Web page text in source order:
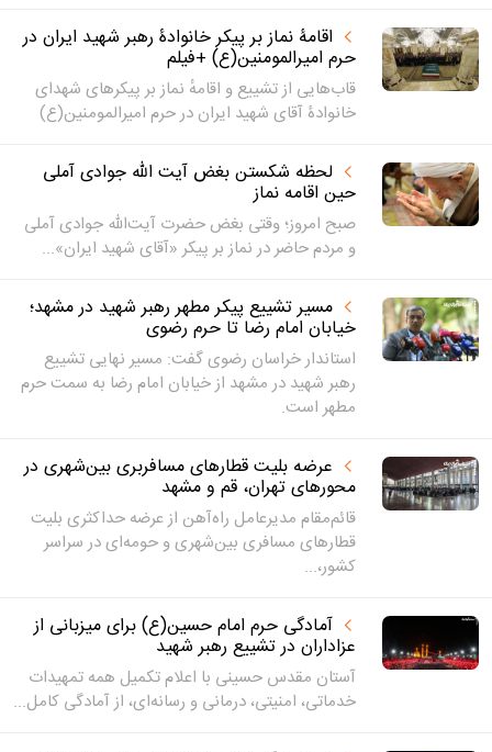
اقامۀ نماز بر پیکر خانوادۀ رهبر شهید ایران در
حرم امیرالمومنین(ع) +فیلم
قاب‌هایی از تشییع و اقامهٔ نماز بر پیکرهای شهدای
خانوادۀ آقای شهید ایران در حرم امیرالمومنین(ع)
لحظه شکستن بغض آیت الله جوادی آملی
حین اقامه نماز
صبح امروز؛ وقتی بغض حضرت آیت‌الله جوادی آملی
و مردم حاضر در نماز بر پیکر «آقای شهید ایران»...
مسیر تشییع پیکر مطهر رهبر شهید در مشهد؛
خیابان امام رضا تا حرم رضوی
استاندار خراسان رضوی گفت: مسیر نهایی تشییع
رهبر شهید در مشهد از خیابان امام رضا به سمت حرم
مطهر است.
عرضه بلیت قطارهای مسافربری بین‌شهری در
محورهای تهران، قم و مشهد
قائم‌مقام مدیرعامل راه‌آهن از عرضه حداکثری بلیت
قطارهای مسافری بین‌شهری و حومه‌ای در سراسر
کشور،...
آمادگی حرم امام حسین(ع) برای میزبانی از
عزاداران در تشییع رهبر شهید
آستان مقدس حسینی با اعلام تکمیل همه تمهیدات
خدماتی، امنیتی، درمانی و رسانه‌ای، از آمادگی کامل...